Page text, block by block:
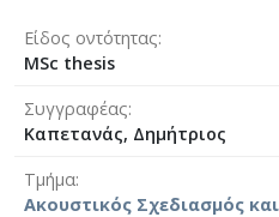
Είδος οντότητας
MSc thesis
Συγγραφέας
Καπετανάς, Δημήτριος
Τμήμα
Ακουστικός Σχεδιασμός